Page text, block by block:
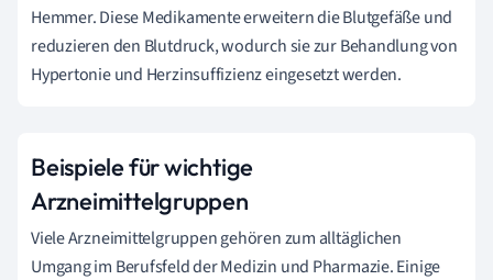
Hemmer. Diese Medikamente erweitern die Blutgefäße und
reduzieren den Blutdruck, wodurch sie zur Behandlung von
Hypertonie und Herzinsuffizienz eingesetzt werden.
Beispiele für wichtige
Arzneimittelgruppen
Viele Arzneimittelgruppen gehören zum alltäglichen
Umgang im Berufsfeld der Medizin und Pharmazie. Einige